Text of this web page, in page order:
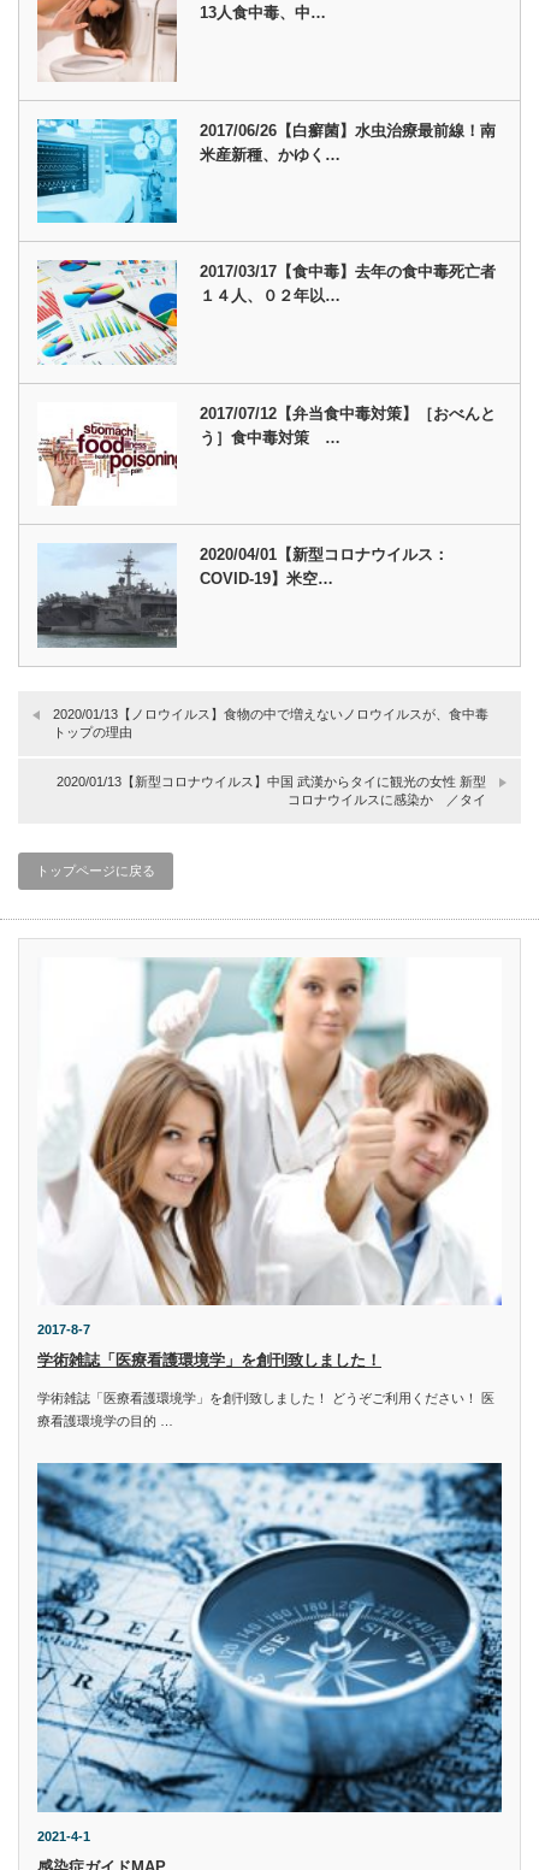
13人食中毒、中…
2017/06/26【白癬菌】水虫治療最前線！南
米産新種、かゆく…
2017/03/17【食中毒】去年の食中毒死亡者
１４人、０２年以…
2017/07/12【弁当食中毒対策】［おべんと
う］食中毒対策 …
2020/04/01【新型コロナウイルス：
COVID-19】米空…
2020/01/13【ノロウイルス】食物の中で増えないノロウイルスが、食中毒
トップの理由
2020/01/13【新型コロナウイルス】中国 武漢からタイに観光の女性 新型
コロナウイルスに感染か ／タイ
トップページに戻る
2017-8-7
学術雑誌「医療看護環境学」を創刊致しました！
学術雑誌「医療看護環境学」を創刊致しました！ どうぞご利用ください！ 医
療看護環境学の目的 …
2021-4-1